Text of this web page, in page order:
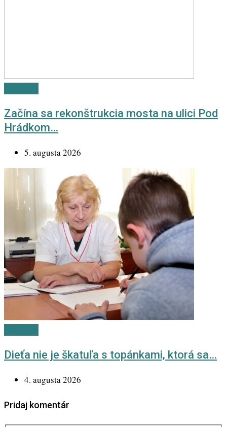
Začína sa rekonštrukcia mosta na ulici Pod
Hrádkom…
5. augusta 2026
Dieťa nie je škatuľa s topánkami, ktorá sa…
4. augusta 2026
Pridaj komentár